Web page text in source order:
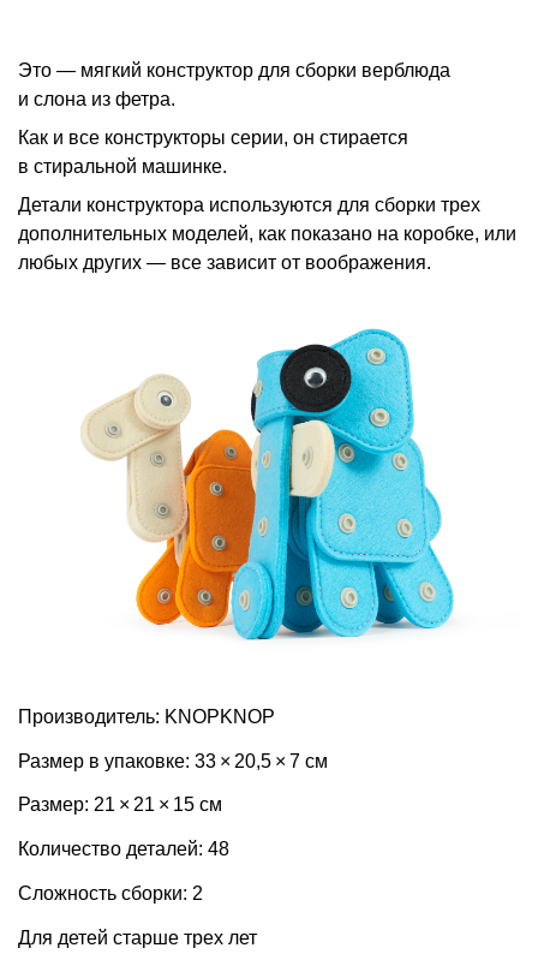
Это — мягкий конструктор для сборки верблюда
и слона из фетра.
Как и все конструкторы серии, он стирается
в стиральной машинке.
Детали конструктора используются для сборки трех
дополнительных моделей, как показано на коробке, или
любых других — все зависит от воображения.
Производитель: KNOPKNOP
Размер в упаковке: 33 × 20,5 × 7 см
Размер: 21 × 21 × 15 см
Количество деталей: 48
Сложность сборки: 2
Для детей старше трех лет